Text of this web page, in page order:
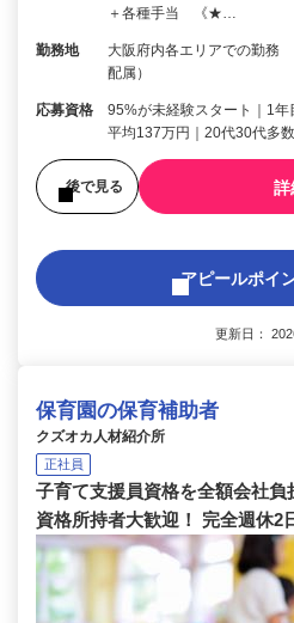
＋各種手当 《★…
勤務地
大阪府内各エリアでの勤務
配属）
応募資格
95%が未経験スタート｜1
平均137万円｜20代30代多数
後で見る 詳
アピールポイ
更新日：
保育園の保育補助者
クズオカ人材紹介所
正社員
子育て支援員資格を全額会社
資格所持者大歓迎！ 完全週休2